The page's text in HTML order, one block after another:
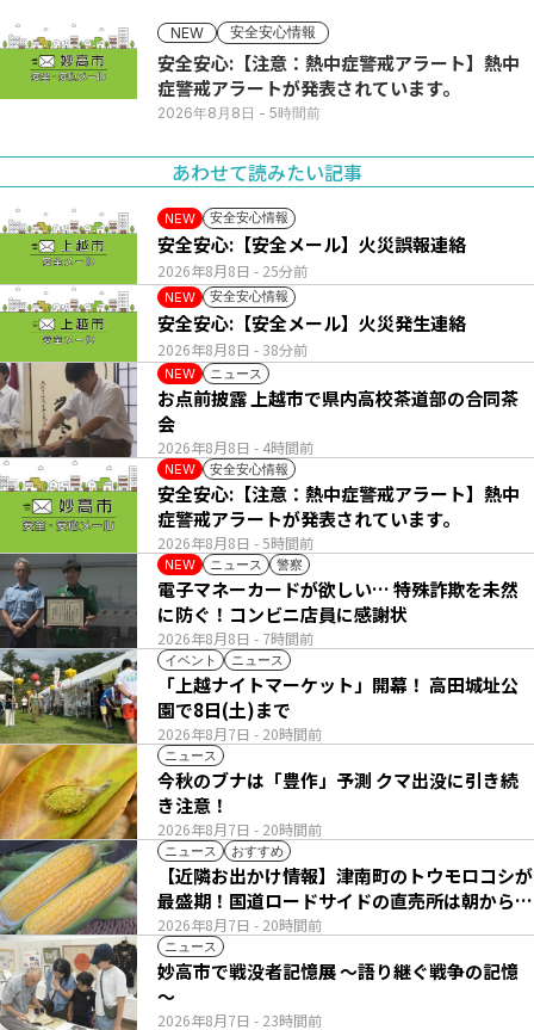
NEW 安全安心情報
安全安心:【注意：熱中症警戒アラート】熱中
症警戒アラートが発表されています。
2026年8月8日 - 5時間前
あわせて読みたい記事
NEW 安全安心情報
2026年8月8日 - 25分前
安全安心:【安全メール】火災誤報連絡
NEW 安全安心情報
2026年8月8日 - 38分前
安全安心:【安全メール】火災発生連絡
NEW ニュース
2026年8月8日 - 4時間前
お点前披露 上越市で県内高校茶道部の合同茶
会
NEW 安全安心情報
2026年8月8日 - 5時間前
安全安心:【注意：熱中症警戒アラート】熱中
症警戒アラートが発表されています。
NEW ニュース 警察
2026年8月8日 - 7時間前
電子マネーカードが欲しい… 特殊詐欺を未然
に防ぐ！コンビニ店員に感謝状
イベント ニュース
2026年8月7日 - 20時間前
「上越ナイトマーケット」開幕！ 高田城址公
園で8日(土)まで
ニュース
2026年8月7日 - 20時間前
今秋のブナは「豊作」予測 クマ出没に引き続
き注意！
ニュース おすすめ
2026年8月7日 - 20時間前
【近隣お出かけ情報】津南町のトウモロコシが
最盛期！国道ロードサイドの直売所は朝から長
い列
ニュース
2026年8月7日 - 23時間前
妙高市で戦没者記憶展 ～語り継ぐ戦争の記憶
～